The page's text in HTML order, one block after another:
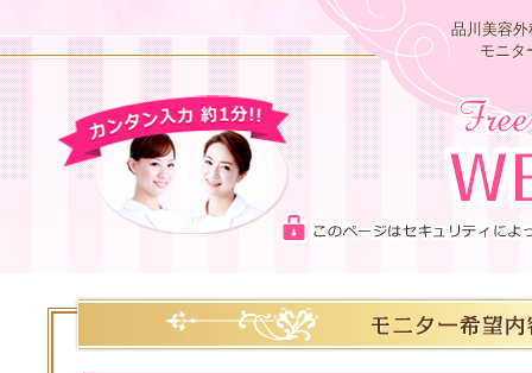
品川美容
モニタ